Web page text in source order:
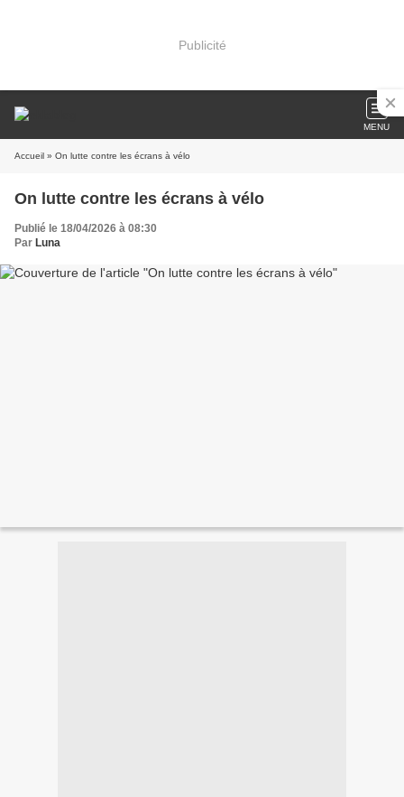
Publicité
MENU
Accueil » On lutte contre les écrans à vélo
On lutte contre les écrans à vélo
Publié le 18/04/2026 à 08:30
Par Luna